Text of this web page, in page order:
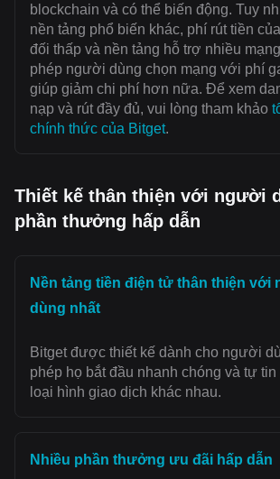
blockchain và có thể biến động. Tuy
nền tảng phổ biến khác, phí rút tiền
đối thấp và nền tảng hỗ trợ nhiều
phép người dùng chọn mạng với ‌phí
giúp giảm chi phí hơn nữa. Để xem
nạp và rút đầy đủ, vui lòng tham khảo
chính thức của Bitget.
Thiết kế thân thiện với người
phần thưởng hấp dẫn
Nền tảng tiền điện tử thân thiện với
dùng nhất
Bitget được thiết kế dành cho người
phép họ bắt đầu nhanh chóng và tự
loại hình giao dịch khác nhau.
Nhiều phần thưởng ưu đãi hấp dẫn